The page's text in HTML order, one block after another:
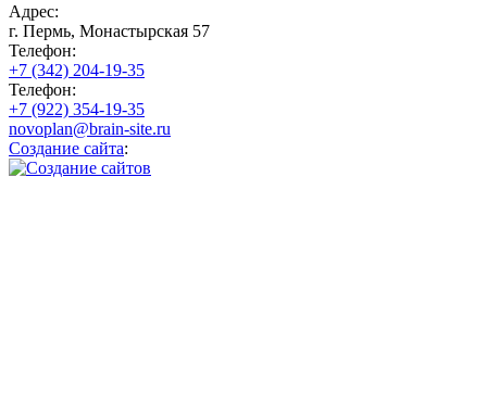
Адрес:
г. Пермь, Монастырская 57
Телефон:
+7 (342) 204-19-35
Телефон:
+7 (922) 354-19-35
novoplan@brain-site.ru
Создание сайта: